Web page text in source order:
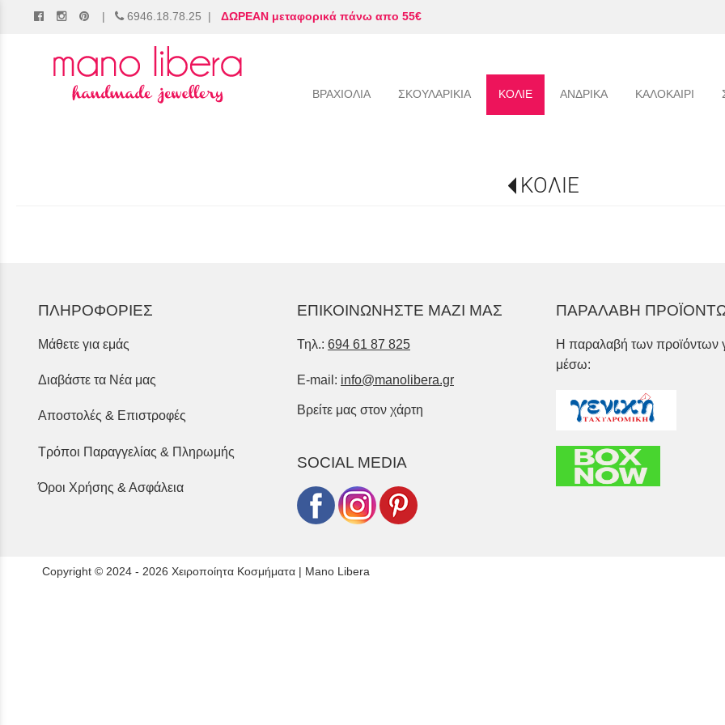
| 6946.18.78.25 | ΔΩΡΕΑΝ μεταφορικά πάνω απο 55€
ΒΡΑΧΙΟΛΙΑ ΣΚΟΥΛΑΡΙΚΙΑ ΚΟΛΙΕ ΑΝΔΡΙΚΑ ΚΑΛΟΚΑΙΡΙ
ΚΟΛΙΕ
ΠΛΗΡΟΦΟΡΙΕΣ
Μάθετε για εμάς
Διαβάστε τα Νέα μας
Αποστολές & Επιστροφές
Τρόποι Παραγγελίας & Πληρωμής
Όροι Χρήσης & Ασφάλεια
ΕΠΙΚΟΙΝΩΝΗΣΤΕ ΜΑΖΙ ΜΑΣ
Τηλ.: 694 61 87 825
E-mail: info@manolibera.gr
Βρείτε μας στον χάρτη
SOCIAL MEDIA
ΠΑΡΑΛΑΒΗ
Η παραλαβή των προϊόντων
μέσω:
Copyright © 2024 - 2026 Χειροποίητα Κοσμήματα | Mano Libera